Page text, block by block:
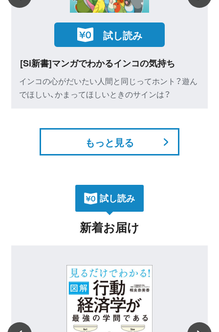
第4章 ペンギンの実力
2.ペンギンが凍傷にならない理由
3.暑いときの対処法
4.ペンギンは消化をコントロールする
6.ペンギンの泳ぎの特徴
7.ペンギンの息はどのくらい続く？
10.ペンギンは陸上でもちゃんとものが見え
12.ペンギンの空間記憶
13.つがいの相手やヒナを認識する方法
2.人間とのかかわり
3.ペンギンの受難
4.地球環境とペンギンの生活
5.人間とペンギンとの、よりよい未来に向けて
■著者紹介
かるインコの気持ち
人間と同じってホント？遊ん
しいときのサインは？
[Si新書]知っておき
礎知識
やさしいエネルギーを徹
もっと見る
試し読み
新着お届け